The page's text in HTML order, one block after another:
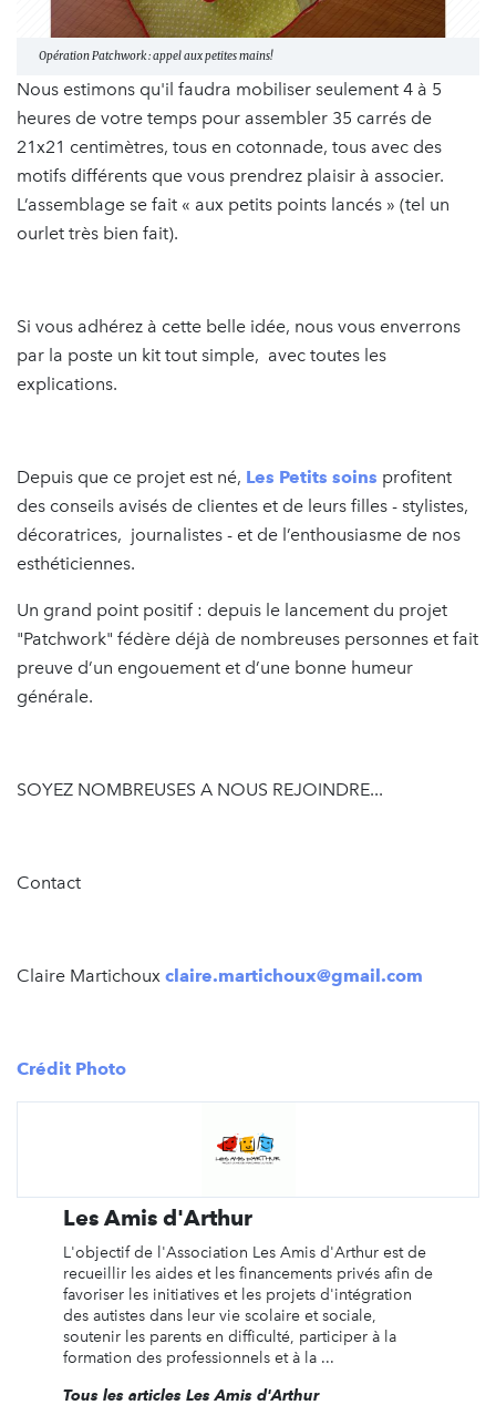
Opération Patchwork : appel aux petites mains!
Nous estimons qu'il faudra mobiliser seulement 4 à 5
heures de votre temps pour assembler 35 carrés de
21x21 centimètres, tous en cotonnade, tous avec des
motifs différents que vous prendrez plaisir à associer.
L’assemblage se fait « aux petits points lancés » (tel un
ourlet très bien fait).
Si vous adhérez à cette belle idée, nous vous enverrons
par la poste un kit tout simple, avec toutes les
explications.
Depuis que ce projet est né, Les Petits soins profitent
des conseils avisés de clientes et de leurs filles - stylistes,
décoratrices, journalistes - et de l’enthousiasme de nos
esthéticiennes.
Un grand point positif : depuis le lancement du projet
"Patchwork" fédère déjà de nombreuses personnes et fait
preuve d’un engouement et d’une bonne humeur
générale.
SOYEZ NOMBREUSES A NOUS REJOINDRE...
Contact
Claire Martichoux claire.martichoux@gmail.com
Crédit Photo
Les Amis d'Arthur
L'objectif de l'Association Les Amis d'Arthur est de
recueillir les aides et les financements privés afin de
favoriser les initiatives et les projets d'intégration
des autistes dans leur vie scolaire et sociale,
soutenir les parents en difficulté, participer à la
formation des professionnels et à la ...
Tous les articles Les Amis d'Arthur